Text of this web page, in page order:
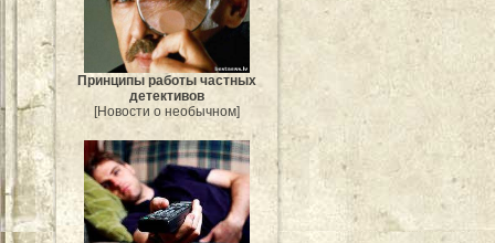
Принципы работы частных
детективов
[Новости о необычном]